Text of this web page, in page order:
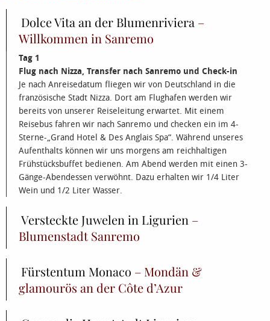
Dolce Vita an der Blumenriviera –
Willkommen in Sanremo
Tag 1
Flug nach Nizza, Transfer nach Sanremo und Check-in
Je nach Anreisedatum fliegen wir von Deutschland in die
französische Stadt Nizza. Dort am Flughafen werden wir
bereits von unserer Reiseleitung erwartet. Mit einem
Reisebus fahren wir nach Sanremo und checken ein im 4-
Sterne-„Grand Hotel & Des Anglais Spa“. Während unseres
Aufenthalts können wir uns morgens am reichhaltigen
Frühstücksbuffet bedienen. Am Abend werden mit einen 3-
Gänge-Abendessen verwöhnt. Dazu erhalten wir 1/4 Liter
Wein und 1/2 Liter Wasser.
Versteckte Juwelen in Ligurien –
Blumenstadt Sanremo
Fürstentum Monaco – Mondän &
glamourös an der Côte d’Azur